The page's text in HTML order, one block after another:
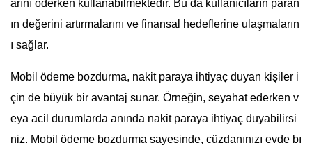
arını öderken kullanabilmektedir. Bu da kullanıcıların paran
ın değerini artırmalarını ve finansal hedeflerine ulaşmaların
ı sağlar.
Mobil ödeme bozdurma, nakit paraya ihtiyaç duyan kişiler i
çin de büyük bir avantaj sunar. Örneğin, seyahat ederken v
eya acil durumlarda anında nakit paraya ihtiyaç duyabilirsi
niz. Mobil ödeme bozdurma sayesinde, cüzdanınızı evde bı